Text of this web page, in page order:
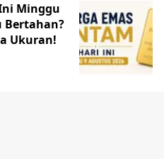
Minggu
Bertahan?
Ukuran!